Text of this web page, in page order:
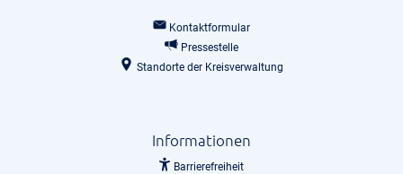
Kontaktformular
Pressestelle
Standorte der Kreisverwaltung
Informationen
Barrierefreiheit